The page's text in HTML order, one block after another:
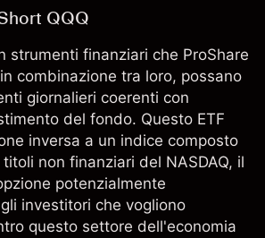
QQQ
strumenti finanziari che ProShare
combinazione tra loro, possano
giornalieri coerenti con
del fondo. Questo ETF
inversa a un indice composto
non finanziari del NASDAQ, il
potenzialmente
investitori che vogliono
questo settore dell'economia